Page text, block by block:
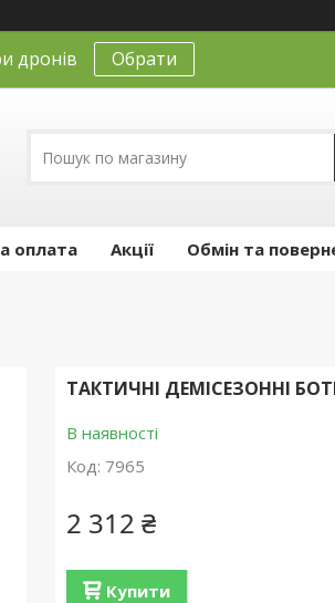
дронів Обрати
оплата Акції Обмін та
ТАКТИЧНІ ДЕМІСЕЗОННІ
В наявності
Код: 7965
2 312 ₴
Купити